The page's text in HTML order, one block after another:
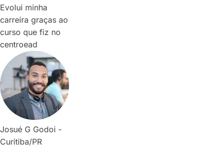
Evolui minha
carreira graças ao
curso que fiz no
centroead
Josué G Godoi -
Curitiba/PR